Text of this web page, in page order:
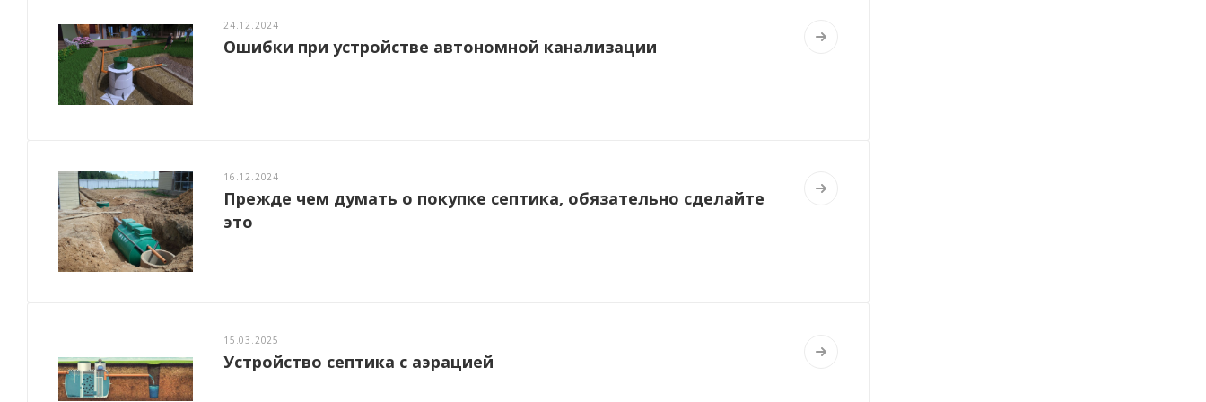
24.12.2024
Ошибки при устройстве автономной канализации
16.12.2024
Прежде чем думать о покупке септика, обязательно сделайте
это
15.03.2025
Устройство септика с аэрацией